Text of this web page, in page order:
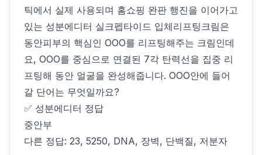
틱에서 실제 사용되며 홈쇼핑 완판 행진을 이어가고
있는 성분에디터 실크펩타이드 입체리프팅크림은
동안피부의 핵심인 OOO를 리프팅해주는 크림인데
요, OOO를 중심으로 연결된 7각 탄력선을 집중 리
프팅해 동안 얼굴을 완성해줍니다. OOO안에 들어
갈 단어는 무엇일까요?
✅ 성분에디터 정답
중안부
다른 정답: 23, 5250, DNA, 장벽, 단백질, 저분자